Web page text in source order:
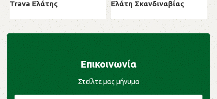
Trava Ελάτης
Μαλακή ξυλεία
Ελάτη Σκανδιναβίας
Μαλακή ξυλεία
Επικοινωνία
Στείλτε μας μήνυμα